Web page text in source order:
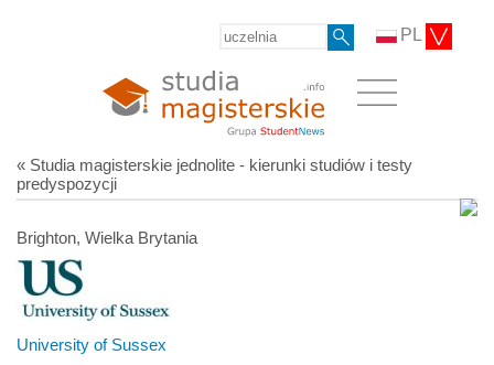
PL
« Studia magisterskie jednolite - kierunki studiów i testy
predyspozycji
Brighton, Wielka Brytania
University of Sussex